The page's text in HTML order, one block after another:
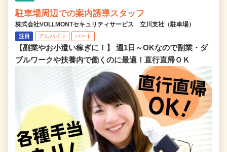
駐車場周辺での案内誘導スタッフ
株式会社VOLLMONTセキュリティサービス 立川支社（駐車場）
注目 アルバイト パート
【副業やお小遣い稼ぎに！】 週1日～OKなので副業・ダ
ブルワークや扶養内で働くのに最適！直行直帰ＯＫ